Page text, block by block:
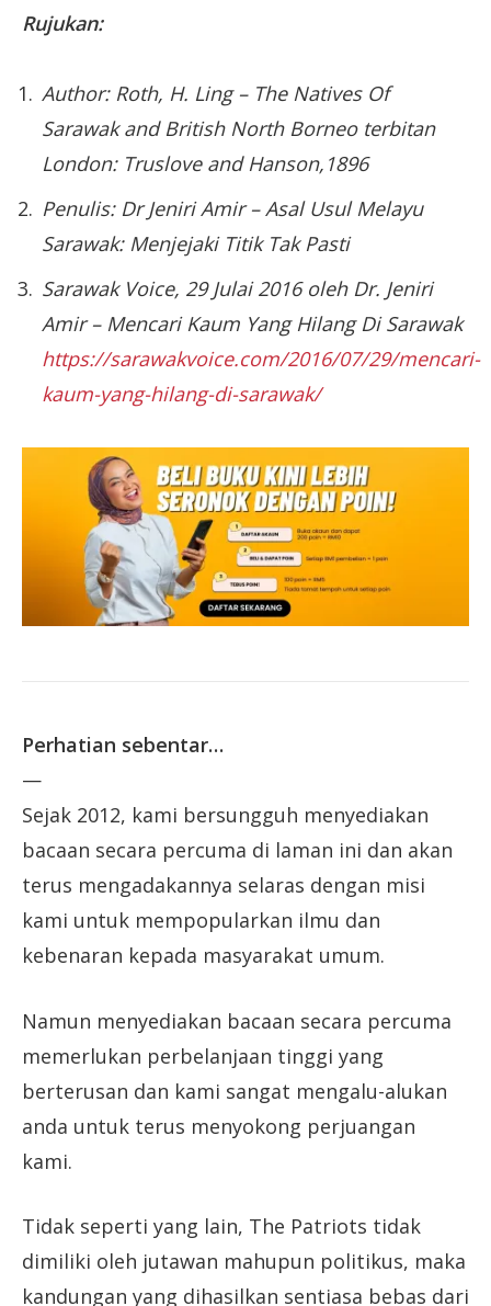
Rujukan:
Author: Roth, H. Ling – The Natives Of
Sarawak and British North Borneo terbitan
London: Truslove and Hanson,1896
Penulis: Dr Jeniri Amir – Asal Usul Melayu
Sarawak: Menjejaki Titik Tak Pasti
Sarawak Voice, 29 Julai 2016 oleh Dr. Jeniri
Amir – Mencari Kaum Yang Hilang Di Sarawak
https://sarawakvoice.com/2016/07/29/mencari-
kaum-yang-hilang-di-sarawak/
Perhatian sebentar…
—
Sejak 2012, kami bersungguh menyediakan
bacaan secara percuma di laman ini dan akan
terus mengadakannya selaras dengan misi
kami untuk mempopularkan ilmu dan
kebenaran kepada masyarakat umum.
Namun menyediakan bacaan secara percuma
memerlukan perbelanjaan tinggi yang
berterusan dan kami sangat mengalu-alukan
anda untuk terus menyokong perjuangan
kami.
Tidak seperti yang lain, The Patriots tidak
dimiliki oleh jutawan mahupun politikus, maka
kandungan yang dihasilkan sentiasa bebas dari